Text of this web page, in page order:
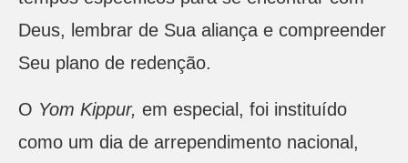
Deus, lembrar de Sua aliança e compreender
Seu plano de redenção.
O Yom Kippur, em especial, foi instituído
como um dia de arrependimento nacional,